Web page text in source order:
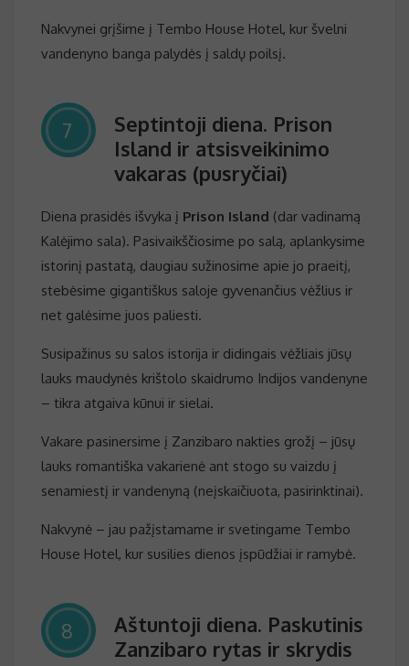
Nakvynei grįšime į Tembo House Hotel, kur švelni
vandenyno banga palydės į saldų poilsį.
7
Septintoji diena. Prison
Island ir atsisveikinimo
vakaras (pusryčiai)
Diena prasidės išvyka į Prison Island (dar vadinamą
Kalėjimo sala). Pasivaikščiosime po salą, aplankysime
istorinį pastatą, daugiau sužinosime apie jo praeitį,
stebėsime gigantiškus saloje gyvenančius vėžlius ir
net galėsime juos paliesti.
Susipažinus su salos istorija ir didingais vėžliais jūsų
lauks maudynės krištolo skaidrumo Indijos vandenyne
– tikra atgaiva kūnui ir sielai.
Vakare pasinersime į Zanzibaro nakties grožį – jūsų
lauks romantiška vakarienė ant stogo su vaizdu į
senamiestį ir vandenyną (neįskaičiuota, pasirinktinai).
Nakvynė – jau pažįstamame ir svetingame Tembo
House Hotel, kur susilies dienos įspūdžiai ir ramybė.
8
Aštuntoji diena. Paskutinis
Zanzibaro rytas ir skrydis